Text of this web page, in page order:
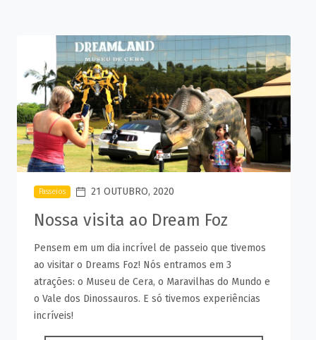
Passeios 21 OUTUBRO, 2020
Nossa visita ao Dream Foz
Pensem em um dia incrível de passeio que tivemos
ao visitar o Dreams Foz! Nós entramos em 3
atrações: o Museu de Cera, o Maravilhas do Mundo e
o Vale dos Dinossauros. E só tivemos experiências
incríveis!